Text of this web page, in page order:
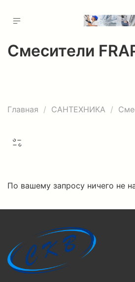
Смесители
Главная САНТЕХНИКА
По вашему запросу ничего не